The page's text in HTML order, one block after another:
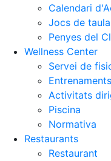
Calendari
Jocs de taula
Penyes del
Wellness Center
Servei de
Activitats
Piscina
Normativa
Restaurants
Restaurant